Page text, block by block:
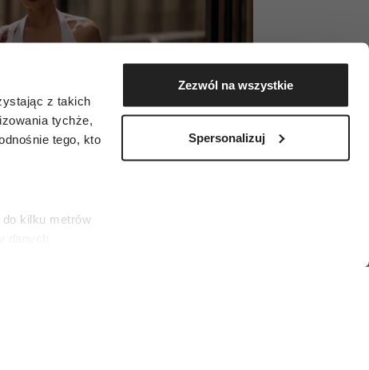
z takich
tychże,
tego, kto
kilku metrów
Zezwól na wszystkie
Spersonalizuj